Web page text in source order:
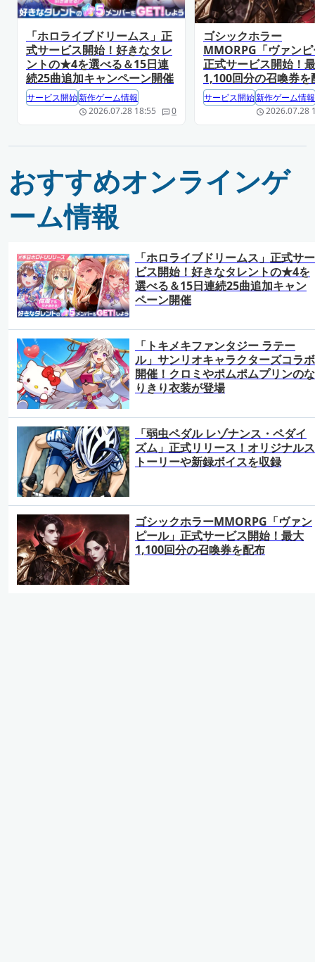
「ホロライブドリームス」正
式サービス開始！好きなタレ
ントの★4を選べる＆15日連
続25曲追加キャンペーン開催
サービス開始新作ゲーム情報
2026.07.28 18:55
0
ゴシックホラー
MMORPG「ヴァン
正式サービス開始！
1,100回分の召喚券を
サービス開始新作ゲーム情報
2026.07.28
おすすめオンラインゲ
ーム情報
「ホロライブドリームス」正式サー
ビス開始！好きなタレントの★4を
選べる＆15日連続25曲追加キャン
ペーン開催
「トキメキファンタジー ラテー
ル」サンリオキャラクターズコラボ
開催！クロミやポムポムプリンのな
りきり衣装が登場
「弱虫ペダル レゾナンス・ペダイ
ズム」正式リリース！オリジナルス
トーリーや新録ボイスを収録
ゴシックホラーMMORPG「ヴァン
ピール」正式サービス開始！最大
1,100回分の召喚券を配布